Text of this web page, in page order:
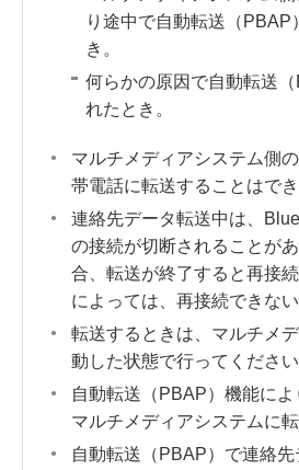
り途中で自動転送（PBAP
き。
何らかの原因で自動転送
れたとき。
マルチメディアシステム側
帯電話に転送することはでき
連絡先データ転送中は、
の接続が切断されることが
合、転送が終了すると再接
によっては、再接続できな
転送するときは、マルチメ
動した状態で行ってください
自動転送（PBAP）機能に
マルチメディアシステムに転
自動転送（PBAP）で連絡